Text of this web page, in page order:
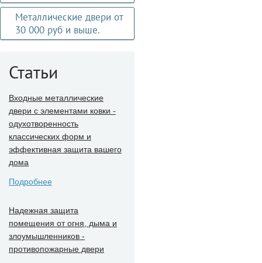
Металлические двери от
30 000 руб и выше.
Статьи
Входные металлические
двери с элементами ковки -
одухотворенность
классических форм и
эффективная защита вашего
дома
Подробнее
Надежная защита
помещения от огня, дыма и
злоумышленников -
противопожарные двери